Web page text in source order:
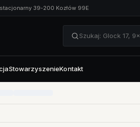
39-200 Kozłów 99E
Szukaj: Glock
StowarzyszenieKontakt